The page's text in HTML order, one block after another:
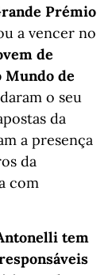
Prémio
a vencer no
de
Mundo de
o seu
da
a presença
da
com
tem